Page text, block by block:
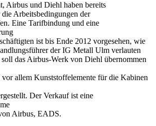
Airbus und Diehl haben bereits
Arbeitsbedingungen der
Eine Tarifbindung und eine
ist bis Ende 2012 vorgesehen, wie
der IG Metall Ulm verlauten
das Airbus-Werk von Diehl übernommen
allem Kunststoffelemente für die Kabinen
Der Verkauf ist eine
Airbus, EADS.